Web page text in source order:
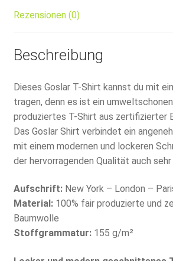
Rezensionen (0)
Beschreibung
Dieses Goslar T-Shirt kannst du mit
tragen, denn es ist ein
produziertes T-Shirt aus zertifizierter
Das Goslar Shirt verbindet ein
mit einem modernen und lockeren
der hervorragenden Qualität auch sehr
Aufschrift:New York – London –
Material:100% fair produzierte und
Baumwolle
Stoffgrammatur:155 g/m²